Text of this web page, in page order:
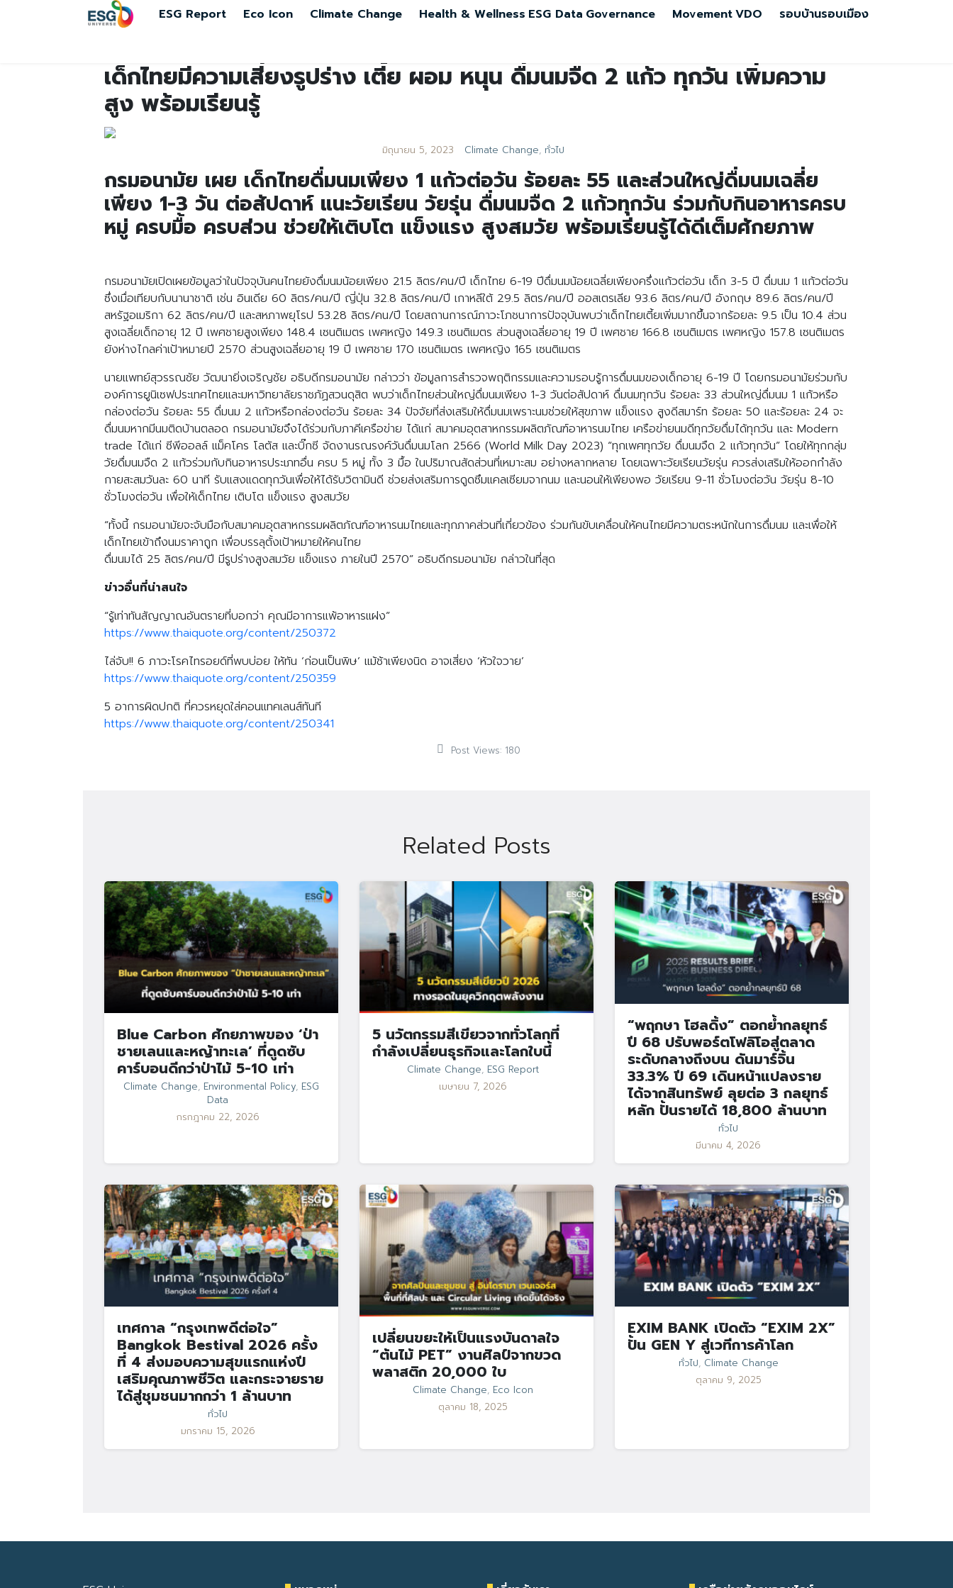
ESG Report Eco Icon Climate Change Health & Wellness ESG Data Governance MovementVDO รอบบ้านรอบเมือง
Search
for: Search
เด็กไทยมีความเสี่ยงรูปร่าง เตี้ย ผอม หนุน ดื่มนมจืด 2 แก้ว ทุกวัน เพิ่มความ
สูง พร้อมเรียนรู้
มิถุนายน 5, 2023 Climate Change, ทั่วไป
กรมอนามัย เผย เด็กไทยดื่มนมเพียง 1 แก้วต่อวัน ร้อยละ 55 และส่วนใหญ่ดื่มนมเฉลี่ย
เพียง 1-3 วัน ต่อสัปดาห์ แนะวัยเรียน วัยรุ่น ดื่มนมจืด 2 แก้วทุกวัน ร่วมกับกินอาหารครบ
หมู่ ครบมื้อ ครบส่วน ช่วยให้เติบโต แข็งแรง สูงสมวัย พร้อมเรียนรู้ได้ดีเต็มศักยภาพ
กรมอนามัยเปิดเผยข้อมูลว่าในปัจจุบันคนไทยยังดื่มนมน้อยเพียง 21.5 ลิตร/คน/ปี เด็กไทย 6-19 ปีดื่มนมน้อยเฉลี่ยเพียงครึ่งแก้วต่อวัน เด็ก 3-5 ปี ดื่มนม 1 แก้วต่อวัน
ซึ่งเมื่อเทียบกับนานาชาติ เช่น อินเดีย 60 ลิตร/คน/ปี ญี่ปุ่น 32.8 ลิตร/คน/ปี เกาหลีใต้ 29.5 ลิตร/คน/ปี ออสเตรเลีย 93.6 ลิตร/คน/ปี อังกฤษ 89.6 ลิตร/คน/ปี
สหรัฐอเมริกา 62 ลิตร/คน/ปี และสหภาพยุโรป 53.28 ลิตร/คน/ปี โดยสถานการณ์ภาวะโภชนาการปัจจุบันพบว่าเด็กไทยเตี้ยเพิ่มมากขึ้นจากร้อยละ 9.5 เป็น 10.4 ส่วน
สูงเฉลี่ยเด็กอายุ 12 ปี เพศชายสูงเพียง 148.4 เซนติเมตร เพศหญิง 149.3 เซนติเมตร ส่วนสูงเฉลี่ยอายุ 19 ปี เพศชาย 166.8 เซนติเมตร เพศหญิง 157.8 เซนติเมตร
ยังห่างไกลค่าเป้าหมายปี 2570 ส่วนสูงเฉลี่ยอายุ 19 ปี เพศชาย 170 เซนติเมตร เพศหญิง 165 เซนติเมตร
นายแพทย์สุวรรณชัย วัฒนายิ่งเจริญชัย อธิบดีกรมอนามัย กล่าวว่า ข้อมูลการสำรวจพฤติกรรมและความรอบรู้การดื่มนมของเด็กอายุ 6-19 ปี โดยกรมอนามัยร่วมกับ
องค์การยูนิเซฟประเทศไทยและมหาวิทยาลัยราชภัฏสวนดุสิต พบว่าเด็กไทยส่วนใหญ่ดื่มนมเพียง 1-3 วันต่อสัปดาห์ ดื่มนมทุกวัน ร้อยละ 33 ส่วนใหญ่ดื่มนม 1 แก้วหรือ
กล่องต่อวัน ร้อยละ 55 ดื่มนม 2 แก้วหรือกล่องต่อวัน ร้อยละ 34 ปัจจัยที่ส่งเสริมให้ดื่มนมเพราะนมช่วยให้สุขภาพ แข็งแรง สูงดีสมาร์ท ร้อยละ 50 และร้อยละ 24 จะ
ดื่มนมหากมีนมติดบ้านตลอด กรมอนามัยจึงได้ร่วมกับภาคีเครือข่าย ได้แก่ สมาคมอุตสาหกรรมผลิตภัณฑ์อาหารนมไทย เครือข่ายนมดีทุกวัยดื่มได้ทุกวัน และ Modern
trade ได้แก่ ซีพีออลล์ แม็คโคร โลตัส และบิ๊กซี จัดงานรณรงค์วันดื่มนมโลก 2566 (World Milk Day 2023) “ทุกเพศทุกวัย ดื่มนมจืด 2 แก้วทุกวัน” โดยให้ทุกกลุ่ม
วัยดื่มนมจืด 2 แก้วร่วมกับกินอาหารประเภทอื่น ครบ 5 หมู่ ทั้ง 3 มื้อ ในปริมาณสัดส่วนที่เหมาะสม อย่างหลากหลาย โดยเฉพาะวัยเรียนวัยรุ่น ควรส่งเสริมให้ออกกำลัง
กายสะสมวันละ 60 นาที รับแสงแดดทุกวันเพื่อให้ได้รับวิตามินดี ช่วยส่งเสริมการดูดซึมแคลเซียมจากนม และนอนให้เพียงพอ วัยเรียน 9-11 ชั่วโมงต่อวัน วัยรุ่น 8-10
ชั่วโมงต่อวัน เพื่อให้เด็กไทย เติบโต แข็งแรง สูงสมวัย
“ทั้งนี้ กรมอนามัยจะจับมือกับสมาคมอุตสาหกรรมผลิตภัณฑ์อาหารนมไทยและทุกภาคส่วนที่เกี่ยวข้อง ร่วมกันขับเคลื่อนให้คนไทยมีความตระหนักในการดื่มนม และเพื่อให้
เด็กไทยเข้าถึงนมราคาถูก เพื่อบรรลุตั้งเป้าหมายให้คนไทย
ดื่มนมได้ 25 ลิตร/คน/ปี มีรูปร่างสูงสมวัย แข็งแรง ภายในปี 2570” อธิบดีกรมอนามัย กล่าวในที่สุด
ข่าวอื่นที่น่าสนใจ
“รู้เท่าทันสัญญาณอันตรายที่บอกว่า คุณมีอาการแพ้อาหารแฝง”
https://www.thaiquote.org/content/250372
ไล่จับ!! 6 ภาวะโรคไทรอยด์ที่พบบ่อย ให้ทัน ‘ก่อนเป็นพิษ’ แม้ช้าเพียงนิด อาจเสี่ยง ‘หัวใจวาย’
https://www.thaiquote.org/content/250359
5 อาการผิดปกติ ที่ควรหยุดใส่คอนแทคเลนส์ทันที
https://www.thaiquote.org/content/250341
Post Views: 180
Related Posts
Blue Carbon ศักยภาพของ ‘ป่า
ชายเลนและหญ้าทะเล’ ที่ดูดซับ
คาร์บอนดีกว่าป่าไม้ 5-10 เท่า
Climate Change, Environmental Policy, ESG
Data
กรกฎาคม 22, 2026
5 นวัตกรรมสีเขียวจากทั่วโลกที่
กำลังเปลี่ยนธุรกิจและโลกใบนี้
Climate Change, ESG Report
เมษายน 7, 2026
“พฤกษา โฮลดิ้ง” ตอกย้ำกลยุทธ์
ปี 68 ปรับพอร์ตโฟลิโอสู่ตลาด
ระดับกลางถึงบน ดันมาร์จิ้น
33.3% ปี 69 เดินหน้าแปลงราย
ได้จากสินทรัพย์ ลุยต่อ 3 กลยุทธ์
หลัก ปั้นรายได้ 18,800 ล้านบาท
ทั่วไป
มีนาคม 4, 2026
เทศกาล “กรุงเทพดีต่อใจ”
Bangkok Bestival 2026 ครั้ง
ที่ 4 ส่งมอบความสุขแรกแห่งปี
เสริมคุณภาพชีวิต และกระจายราย
ได้สู่ชุมชนมากกว่า 1 ล้านบาท
ทั่วไป
มกราคม 15, 2026
เปลี่ยนขยะให้เป็นแรงบันดาลใจ
“ต้นไม้ PET” งานศิลป์จากขวด
พลาสติก 20,000 ใบ
Climate Change, Eco Icon
ตุลาคม 18, 2025
EXIM BANK เปิดตัว “EXIM 2X”
ปั้น GEN Y สู่เวทีการค้าโลก
ทั่วไป, Climate Change
ตุลาคม 9, 2025